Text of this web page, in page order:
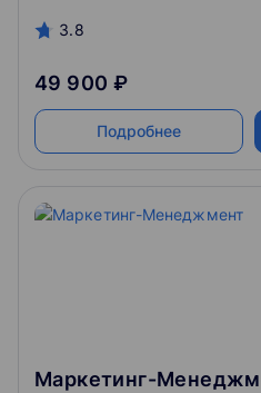
3.8
49 900 ₽
Подробнее
Маркетинг-